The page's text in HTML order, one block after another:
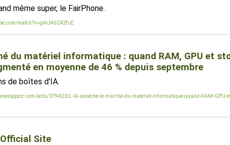
même super, le FairPhone.
watch?v=gAUAd242fuE
du matériel informatique : quand RAM, GPU et
en moyenne de 46 % depuis septembre
de boîtes d'IA.
actu/379423/L-IA-asseche-le-marche-du-materiel-informatique-quand-RAM-GPU-
Site